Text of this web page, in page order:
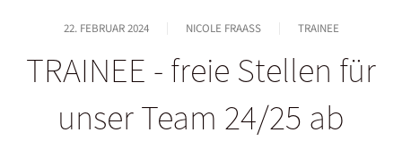
22. FEBRUAR 2024 NICOLE FRAASS TRAINEE
TRAINEE - freie Stellen für
unser Team 24/25 ab